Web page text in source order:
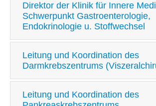
Direktor der Klinik für Innere
Schwerpunkt Gastroenterologie,
Endokrinologie u. Stoffwechsel
Leitung und Koordination des
Darmkrebszentrums
Leitung und Koordination des